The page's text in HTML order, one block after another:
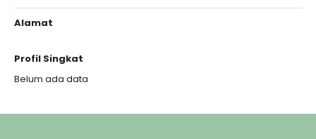
Alamat
Profil Singkat
Belum ada data